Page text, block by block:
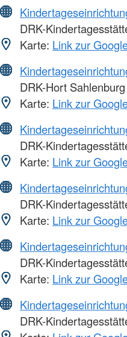
DRK-
Karte: Link zur
DRK-Hort
Karte: Link zur
DRK-
Karte: Link zur
DRK-
Karte: Link zur
DRK-
Karte: Link zur
DRK-